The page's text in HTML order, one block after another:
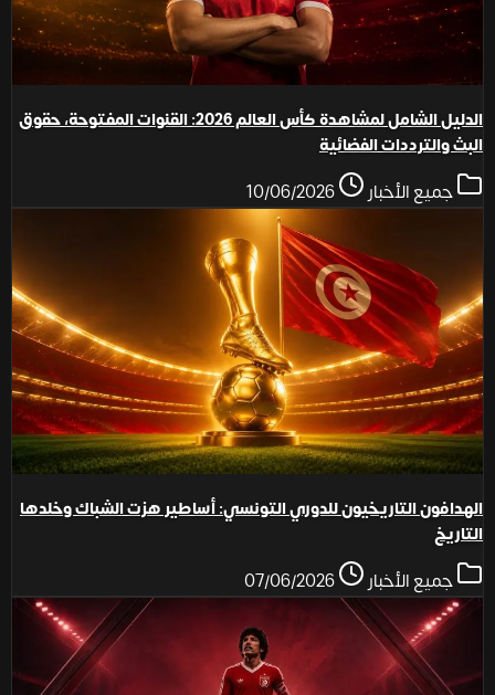
الدليل الشامل لمشاهدة كأس العالم 2026: القنوات المفتوحة، حقوق
البث والترددات الفضائية
جميع الأخبار
الهدافون التاريخيون للدوري التونسي: أساطير هزت الشباك وخلدها
التاريخ
جميع الأخبار